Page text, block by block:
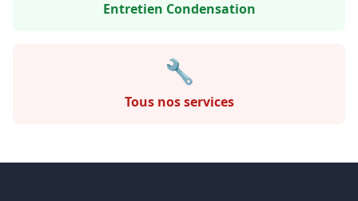
Entretien Condensation
🔧
Tous nos services